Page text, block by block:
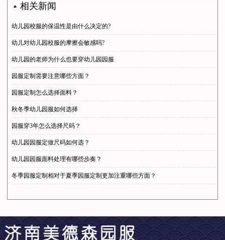
相关新闻
幼儿园校服的保温性是由什么决定的?
幼儿对幼儿园校服的摩擦会敏感吗?
幼儿园的老师为什么也要穿幼儿园园服
园服定制需要注意哪些方面？
园服定制怎么选择面料？
秋冬季幼儿园服如何选择
园服穿3年怎么选择尺码？
幼儿园园服定做尺码如何选？
幼儿园园服面料处理有哪些步奏？
冬季园服定制相对于夏季园服定制更加注重哪些方面？